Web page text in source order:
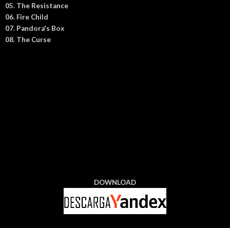
05. The Resistance
06. Fire Child
07. Pandora's Box
08. The Curse
DOWNLOAD